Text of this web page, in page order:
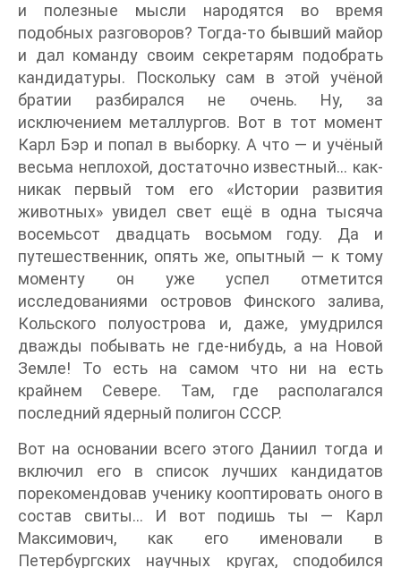
и полезные мысли народятся во время
подобных разговоров? Тогда-то бывший майор
и дал команду своим секретарям подобрать
кандидатуры. Поскольку сам в этой учёной
братии разбирался не очень. Ну, за
исключением металлургов. Вот в тот момент
Карл Бэр и попал в выборку. А что — и учёный
весьма неплохой, достаточно известный… как-
никак первый том его «Истории развития
животных» увидел свет ещё в одна тысяча
восемьсот двадцать восьмом году. Да и
путешественник, опять же, опытный — к тому
моменту он уже успел отметится
исследованиями островов Финского залива,
Кольского полуострова и, даже, умудрился
дважды побывать не где-нибудь, а на Новой
Земле! То есть на самом что ни на есть
крайнем Севере. Там, где располагался
последний ядерный полигон СССР.
Вот на основании всего этого Даниил тогда и
включил его в список лучших кандидатов
порекомендовав ученику кооптировать оного в
состав свиты… И вот подишь ты — Карл
Максимович, как его именовали в
Петербургских научных кругах, сподобился